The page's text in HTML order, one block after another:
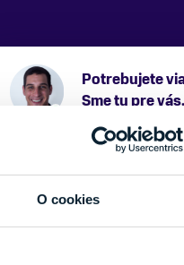
O cookies
Potrebujete
Sme tu pre vás.